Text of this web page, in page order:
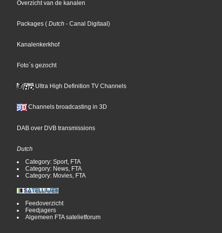
Overzicht van de kanalen
Packages ( Dutch - Canal Digitaal)
Kanalenkerkhof
Foto´s gezocht
Ultra High Definition TV Channels
Channels broadcasting in 3D
DAB over DVB transmissions
Dutch
Category: Sport, FTA
Category: News, FTA
Category: Movies, FTA
Feedoverzicht
Feedjagers
Algemeen FTA satelietforum